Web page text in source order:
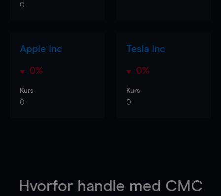
0
Apple Inc
0%
Kurs
0
Tesla Inc
0%
Kurs
0
Hvorfor handle med CMC